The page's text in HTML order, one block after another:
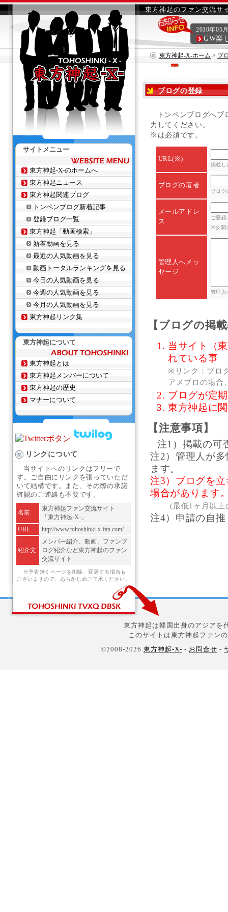
東方神起のファン交流サ
東方神起-X-ホーム > ブ
2010年05
GW楽
ブログの登録
トンペンブログへ
力してください。
※は必須です。
URL(※)
掲載し
ブログの著者
ブロ
メールアドレ
ス
ご登
※公開
管理人へメッ
セージ
管理人
【ブログの掲
当サイト（
れている事
※リンク：ブロ
アメブロの場合
ブログが定
東方神起に
【注意事項】
注1）掲載の可
注2）管理人が
ます。
注3）ブログを
場合があります
(最低1ヶ月以上
注4）申請の自
サイトメニュー
東方神起-X-のホームへ
東方神起ニュース
東方神起関連ブログ
トンペンブログ新着記事
登録ブログ一覧
東方神起「動画検索」
新着動画を見る
最近の人気動画を見る
動画トータルランキングを見る
今日の人気動画を見る
今週の人気動画を見る
今月の人気動画を見る
東方神起リンク集
東方神起について
東方神起とは
東方神起メンバーについて
東方神起の歴史
マナーについて
リンクについて
当サイトへのリンクはフリーで
す。ご自由にリンクを張っていただ
いて結構です。また、その際の承諾
確認のご連絡も不要です。
名前
東方神起ファン交流サイト
「東方神起-X-」
URL
http://www.tohoshinki-x-fan.com/
紹介文
メンバー紹介、動画、ファンブ
ログ紹介など東方神起のファン
交流サイト
※予告無くページを削除、変更する場合も
ございますので、あらかじめご了承ください。
東方神起は韓国出身のアジアを
このサイトは東方神起ファン
©2008-2026 東方神起-X- - お問合せ -